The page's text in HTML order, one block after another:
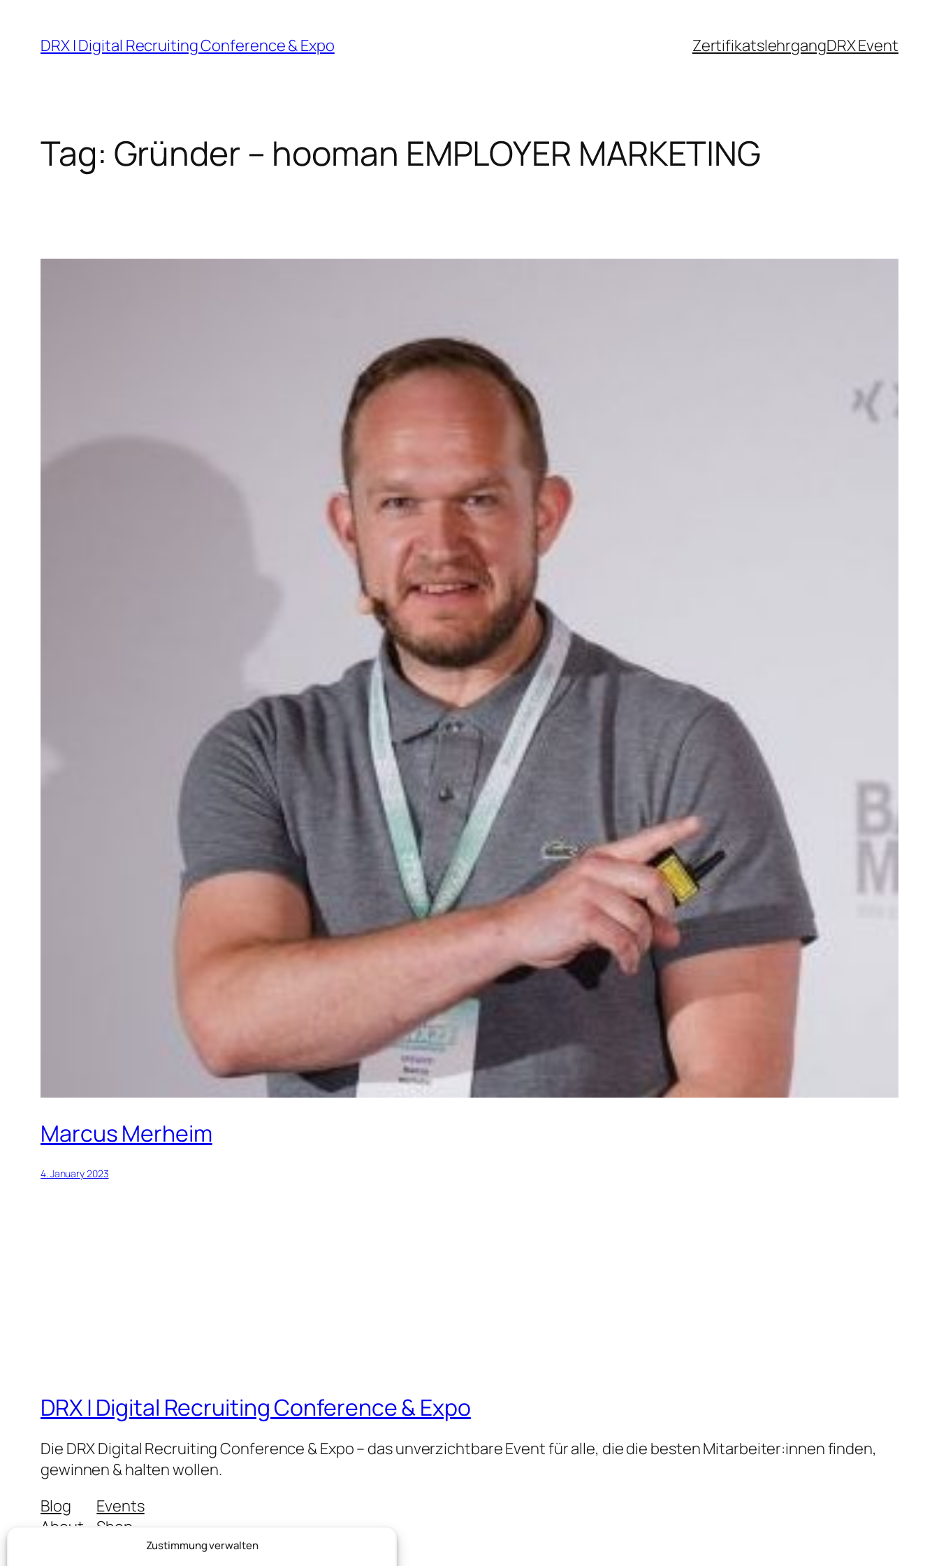
Zustimmung verwalten
DRX | Digital Recruiting Conference & Expo ZertifikatslehrgangDRX Event
Tag: Gründer – hooman EMPLOYER MARKETING
Marcus Merheim
4. January 2023
DRX | Digital Recruiting Conference & Expo
Die DRX Digital Recruiting Conference & Expo – das unverzichtbare Event für alle, die die besten Mitarbeiter:innen finden,
gewinnen & halten wollen.
Blog
About
Events
Shop
Patterns